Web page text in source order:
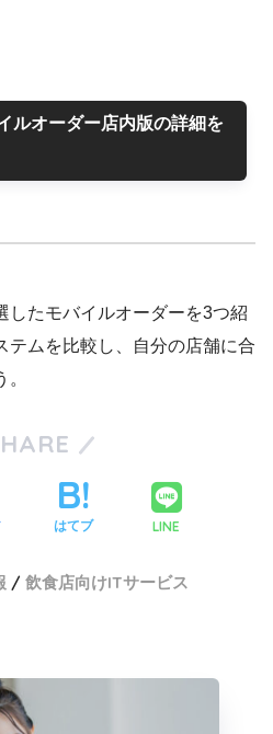
ルオーダー店内版の詳細を
したモバイルオーダーを3つ紹
テムを比較し、自分の店舗に合
はてブ LINE
飲食店向けITサービス